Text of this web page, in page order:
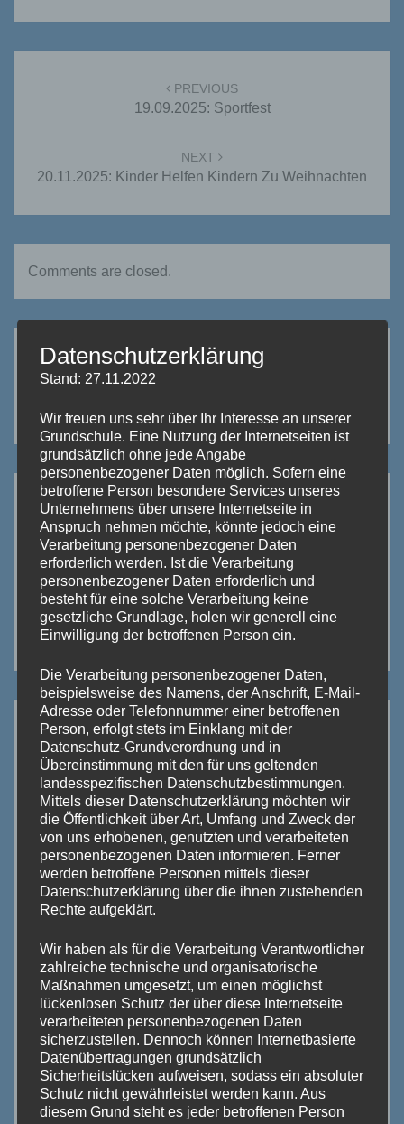
PREVIOUS
19.09.2025: Sportfest
NEXT
20.11.2025: Kinder Helfen Kindern Zu Weihnachten
Comments are closed.
IN MEINE SPRACHE ÜBERSETZEN:
SO ERREICHEN SIE UNS:
UNSER KOMMUNIKATIONSPORTAL:
Datenschutzerklärung
Stand: 27.11.2022
Wir freuen uns sehr über Ihr Interesse an unserer
Grundschule. Eine Nutzung der Internetseiten ist
grundsätzlich ohne jede Angabe
personenbezogener Daten möglich. Sofern eine
betroffene Person besondere Services unseres
Unternehmens über unsere Internetseite in
Anspruch nehmen möchte, könnte jedoch eine
Verarbeitung personenbezogener Daten
erforderlich werden. Ist die Verarbeitung
personenbezogener Daten erforderlich und
besteht für eine solche Verarbeitung keine
gesetzliche Grundlage, holen wir generell eine
Einwilligung der betroffenen Person ein.
Die Verarbeitung personenbezogener Daten,
beispielsweise des Namens, der Anschrift, E-Mail-
Adresse oder Telefonnummer einer betroffenen
Person, erfolgt stets im Einklang mit der
Datenschutz-Grundverordnung und in
Übereinstimmung mit den für uns geltenden
landesspezifischen Datenschutzbestimmungen.
Mittels dieser Datenschutzerklärung möchten wir
die Öffentlichkeit über Art, Umfang und Zweck der
von uns erhobenen, genutzten und verarbeiteten
personenbezogenen Daten informieren. Ferner
werden betroffene Personen mittels dieser
Datenschutzerklärung über die ihnen zustehenden
Rechte aufgeklärt.
Wir haben als für die Verarbeitung Verantwortlicher
zahlreiche technische und organisatorische
Maßnahmen umgesetzt, um einen möglichst
lückenlosen Schutz der über diese Internetseite
verarbeiteten personenbezogenen Daten
sicherzustellen. Dennoch können Internetbasierte
Datenübertragungen grundsätzlich
Sicherheitslücken aufweisen, sodass ein absoluter
Schutz nicht gewährleistet werden kann. Aus
diesem Grund steht es jeder betroffenen Person